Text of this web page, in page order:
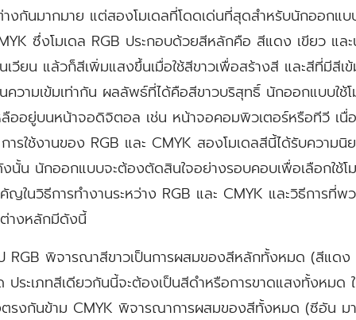
งกันมากมาย แต่สองโมเดลที่โดดเด่นที่สุดสำหรับนักออกแ
ซึ่งโมเดล RGB ประกอบด้วยสีหลักคือ สีแดง เขียว และ
เวียน แล้วก็สีเพิ่มแสงขึ้นเมื่อใช้สีขาวเพื่อสร้างสี และสีที่มีสี
ความเข้มเท่ากัน ผลลัพธ์ที่ได้คือสีขาวบริสุทธิ์ นักออกแบบใช้
ออยู่บนหน้าจอดิจิตอล เช่น หน้าจอคอมพิวเตอร์หรือทีวี เนื่
ารใช้งานของ RGB และ CMYK สองโมเดลสีนี้ได้รับความ
นั้น นักออกแบบจะต้องตัดสินใจอย่างรอบคอบเพื่อเลือกใช้โ
ในวิธีการทำงานระหว่าง RGB และ CMYK และวิธีการที่
างหลักมีดังนี้
RGB พิจารณาสีขาวเป็นการผสมของสีหลักทั้งหมด (สีแดง
ระเภทสีเดียวกันนี้จะต้องเป็นสีดำหรือการขาดแสงทั้งหม
รงกันข้าม CMYK พิจารณาการผสมของสีทั้งหมด (ซีอัน ม